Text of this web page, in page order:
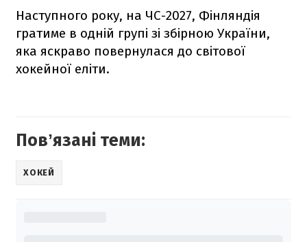
Наступного року, на ЧС-2027, Фінляндія
гратиме в одній групі зі збірною України,
яка яскраво повернулася до світової
хокейної еліти.
Повʼязані теми:
ХОКЕЙ